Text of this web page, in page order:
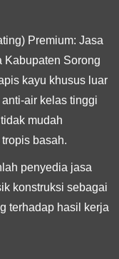
Premium: Jasa
Kabupaten Sorong
kayu khusus luar
air kelas tinggi
mudah
basah.
penyedia jasa
konstruksi sebagai
terhadap hasil kerja